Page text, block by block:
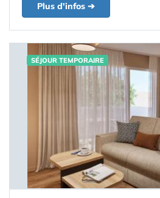
Plus d'infos ➔
SÉJOUR TEMPORAIRE